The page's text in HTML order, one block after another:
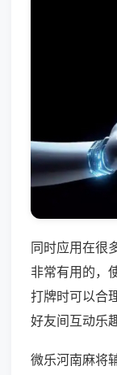
同时应用在很
非常有用的，
打牌时可以合
好友间互动乐趣
微乐河南麻将